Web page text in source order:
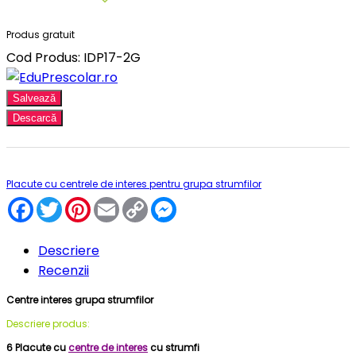
Produs gratuit
Cod Produs: IDP17-2G
Salvează
Descarcă
Placute cu centrele de interes pentru grupa strumfilor
Facebook
TwitterPinterest
EmailCopy
Link
Descriere
Recenzii
Centre interes grupa strumfilor
Descriere produs:
6 Placute cucentre de interescu strumfi